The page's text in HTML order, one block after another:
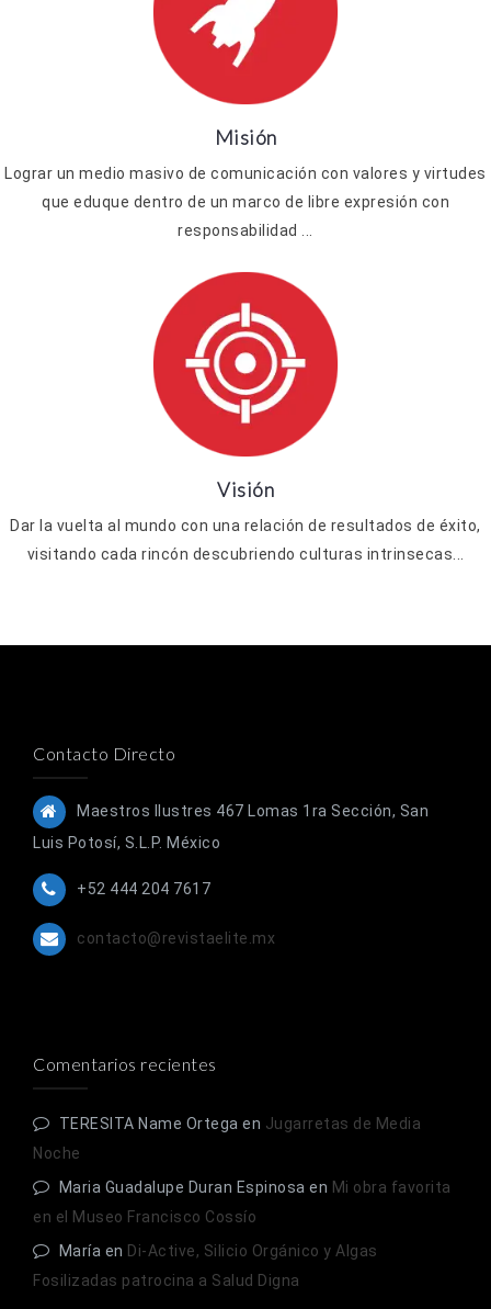
Misión
Lograr un medio masivo de comunicación con valores y virtudes
que eduque dentro de un marco de libre expresión con
responsabilidad ...
Visión
Dar la vuelta al mundo con una relación de resultados de éxito,
visitando cada rincón descubriendo culturas intrinsecas...
Contacto Directo
Maestros Ilustres 467 Lomas 1ra Sección, San
Luis Potosí, S.L.P. México
+52 444 204 7617
contacto@revistaelite.mx
Comentarios recientes
TERESITA Name Ortega en Jugarretas de Media
Noche
Maria Guadalupe Duran Espinosa en Mi obra favorita
en el Museo Francisco Cossío
María en Di-Active, Silicio Orgánico y Algas
Fosilizadas patrocina a Salud Digna